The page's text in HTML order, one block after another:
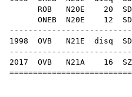
ROB N20E 20
ONEB N20E 12
1998 OVB N21E disq
2017 OVB N21A 16